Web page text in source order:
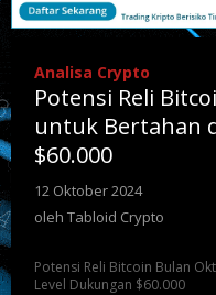
Analisa Crypto
Potensi Reli
untuk Bertahan
$60.000
12 Oktober 2024
Tabloid
oleh Tabloid Crypto
Potensi Reli Bitcoin Bulan
Level Dukungan $60.000